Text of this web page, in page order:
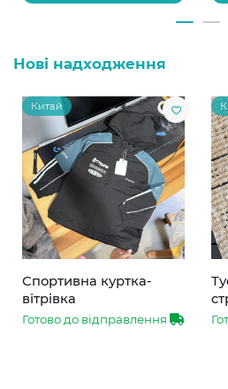
Нові надходження
Китай
Спортивна куртка-
вітрівка
Готово до відправлення